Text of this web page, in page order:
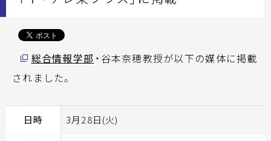
総合情報学部 ・谷本奈穂教授が以下の媒体に掲載
されました。
日時 3月28日(火)